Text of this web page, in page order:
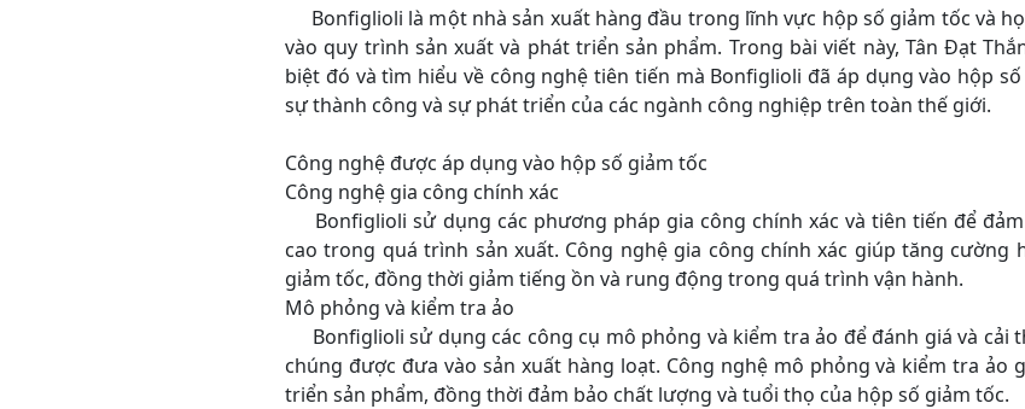
Bonfiglioli là một nhà sản xuất hàng đầu trong lĩnh vực hộp số giảm tốc và
vào quy trình sản xuất và phát triển sản phẩm. Trong bài viết này, Tân Đạt
biệt đó và tìm hiểu về công nghệ tiên tiến mà Bonfiglioli đã áp dụng vào hộp
sự thành công và sự phát triển của các ngành công nghiệp trên toàn thế giới.
Công nghệ được áp dụng vào hộp số giảm tốc
Công nghệ gia công chính xác
Bonfiglioli sử dụng các phương pháp gia công chính xác và tiên tiến để
cao trong quá trình sản xuất. Công nghệ gia công chính xác giúp tăng cường
giảm tốc, đồng thời giảm tiếng ồn và rung động trong quá trình vận hành.
Mô phỏng và kiểm tra ảo
Bonfiglioli sử dụng các công cụ mô phỏng và kiểm tra ảo để đánh giá và cải
chúng được đưa vào sản xuất hàng loạt. Công nghệ mô phỏng và kiểm tra ảo
triển sản phẩm, đồng thời đảm bảo chất lượng và tuổi thọ của hộp số giảm tốc.